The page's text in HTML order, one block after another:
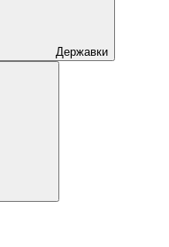
Державки